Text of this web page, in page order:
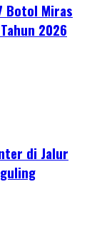
Botol Miras
2026
di Jalur